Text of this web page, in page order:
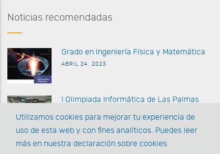
Noticias recomendadas
Grado en Ingeniería Física y Matemática
ABRIL 24, 2023
I Olimpiada Informática de Las Palmas
La EII posee la acreditación AUDIT y la
Utilizamos cookies para mejorar tu experiencia de
uso de esta web y con fines analíticos. Puedes leer
más en nuestra declaración sobre cookies